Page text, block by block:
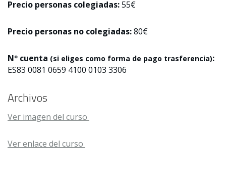
Precio personas colegiadas:55€
Precio personas no colegiadas:80€
Nº cuenta (si eliges como forma de pago trasferencia):
ES83 0081 0659 4100 0103 3306
Archivos
Ver imagen del curso
Ver enlace del curso